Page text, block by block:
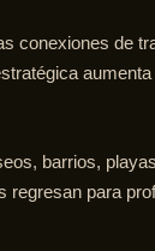
conexiones de
barrios,
para